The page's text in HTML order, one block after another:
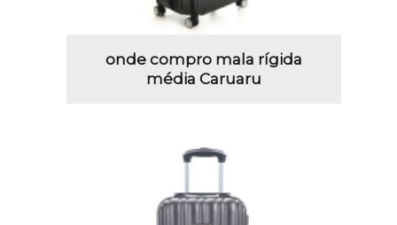
onde compro mala rígida
média Caruaru